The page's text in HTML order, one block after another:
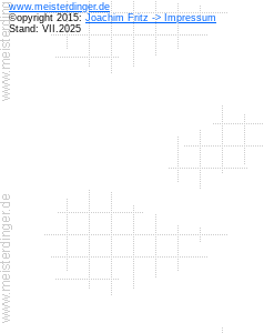
www.meisterdinger.de
©opyright 2015: Joachim Fritz -> Impressum
Stand: VII.2025